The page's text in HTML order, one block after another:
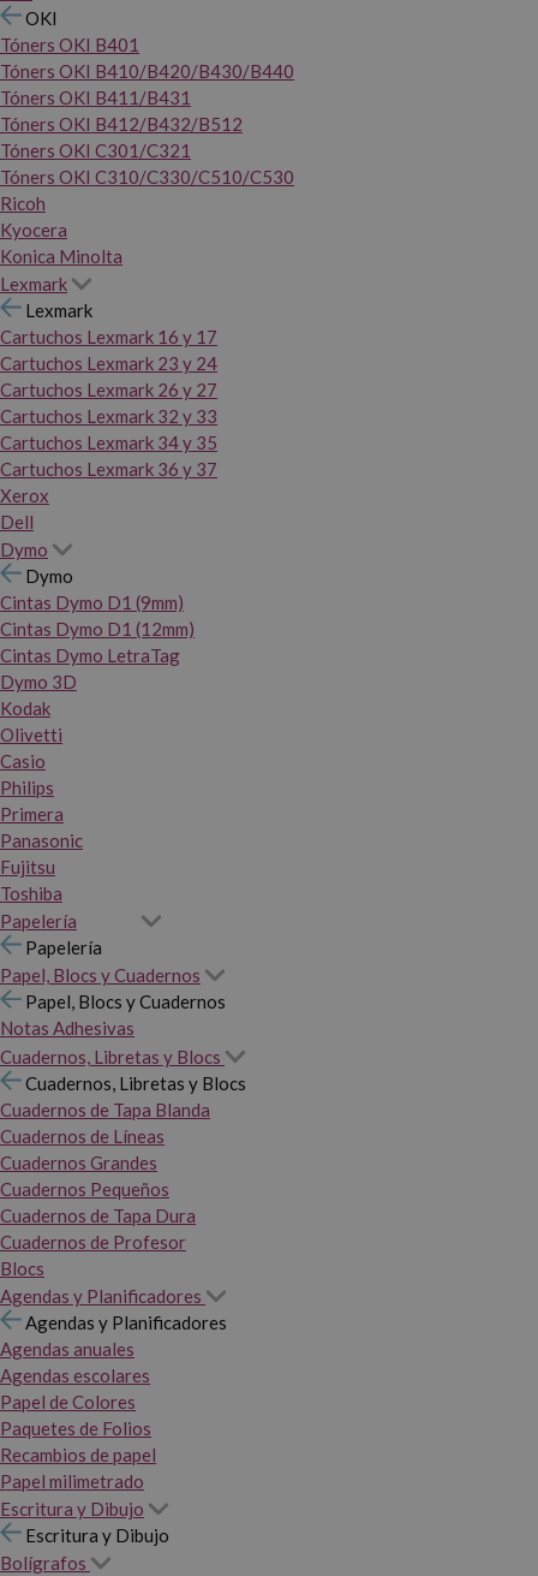
OKI
Tóners OKI B401
Tóners OKI B410/B420/B430/B440
Tóners OKI B411/B431
Tóners OKI B412/B432/B512
Tóners OKI C301/C321
Tóners OKI C310/C330/C510/C530
Ricoh
Kyocera
Konica Minolta
Lexmark
Lexmark
Cartuchos Lexmark 16 y 17
Cartuchos Lexmark 23 y 24
Cartuchos Lexmark 26 y 27
Cartuchos Lexmark 32 y 33
Cartuchos Lexmark 34 y 35
Cartuchos Lexmark 36 y 37
Xerox
Dell
Dymo
Dymo
Cintas Dymo D1 (9mm)
Cintas Dymo D1 (12mm)
Cintas Dymo LetraTag
Dymo 3D
Kodak
Olivetti
Casio
Philips
Primera
Panasonic
Fujitsu
Toshiba
Papelería
Papelería
Papel, Blocs y Cuadernos
Papel, Blocs y Cuadernos
Notas Adhesivas
Cuadernos, Libretas y Blocs
Cuadernos, Libretas y Blocs
Cuadernos de Tapa Blanda
Cuadernos de Líneas
Cuadernos Grandes
Cuadernos Pequeños
Cuadernos de Tapa Dura
Cuadernos de Profesor
Blocs
Agendas y Planificadores
Agendas y Planificadores
Agendas anuales
Agendas escolares
Papel de Colores
Paquetes de Folios
Recambios de papel
Papel milimetrado
Escritura y Dibujo
Escritura y Dibujo
Bolígrafos